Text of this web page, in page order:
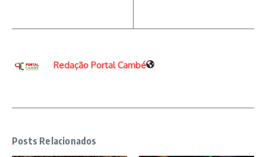
Redação Portal Cambé
Posts Relacionados